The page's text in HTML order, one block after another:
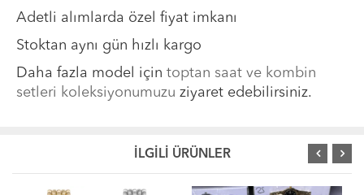
Adetli alımlarda özel fiyat imkanı
Stoktan aynı gün hızlı kargo
Daha fazla model için toptan saat ve kombin
setleri koleksiyonumuzu ziyaret edebilirsiniz.
İLGİLİ ÜRÜNLER